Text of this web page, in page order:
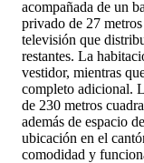
acompañada de un
privado de 27
televisión que
restantes. La
vestidor, mientras
completo adicional.
de 230 metros
además de espacio
ubicación en el
comodidad y